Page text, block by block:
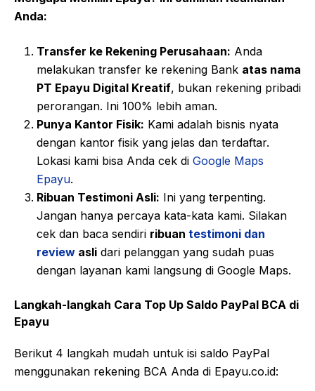
Anda:
Transfer ke Rekening Perusahaan: Anda
melakukan transfer ke rekening Bank atas nama
PT Epayu Digital Kreatif, bukan rekening pribadi
perorangan. Ini 100% lebih aman.
Punya Kantor Fisik: Kami adalah bisnis nyata
dengan kantor fisik yang jelas dan terdaftar.
Lokasi kami bisa Anda cek di Google Maps
Epayu.
Ribuan Testimoni Asli: Ini yang terpenting.
Jangan hanya percaya kata-kata kami. Silakan
cek dan baca sendiri ribuan testimoni dan
review asli dari pelanggan yang sudah puas
dengan layanan kami langsung di Google Maps.
Langkah-langkah Cara Top Up Saldo PayPal BCA di
Epayu
Berikut 4 langkah mudah untuk isi saldo PayPal
menggunakan rekening BCA Anda di Epayu.co.id: